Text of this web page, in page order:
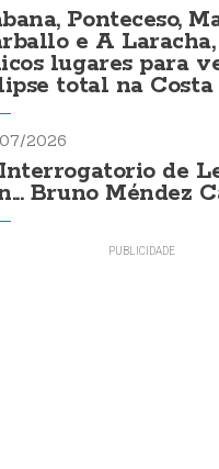
Ponteceso,
e A Laracha,
lugares para
total na
2026
de
Bruno Méndez